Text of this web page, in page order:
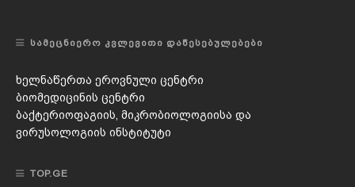
ᲡᲐᲛᲔᲪᲜᲘᲔᲠᲝ ᲙᲕᲚᲔᲕᲘᲗᲘ ᲓᲐᲬᲔᲡᲔᲑᲣᲚᲔᲑᲔᲑᲘ
ხელნაწერთა ეროვნული ცენტრი
ბიომედიცინის ცენტრი
ბაქტერიოფაგიის, მიკრობიოლოგიისა და
ვირუსოლოგიის ინსტიტუტი
TOP.GE